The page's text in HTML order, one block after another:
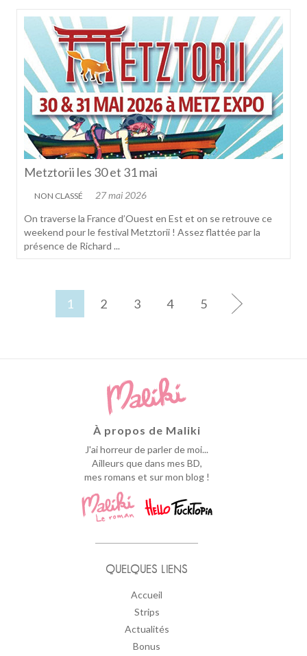
Metztorii les 30 et 31 mai
NON CLASSÉ
27 mai 2026
On traverse la France d’Ouest en Est et on se retrouve ce
weekend pour le festival Metztorii ! Assez flattée par la
présence de Richard ...
1 2 3 4 5
À propos de Maliki
J'ai horreur de parler de moi...
Ailleurs que dans mes BD,
mes romans et sur mon blog !
QUELQUES LIENS
Accueil
Strips
Actualités
Bonus